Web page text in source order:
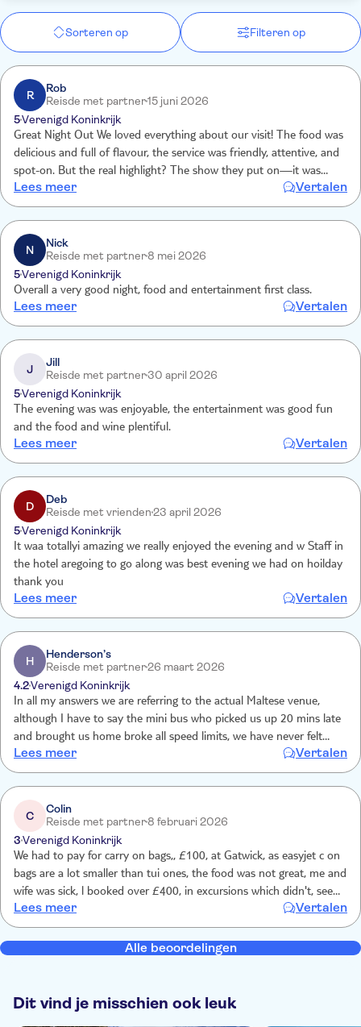
Sorteren op Filteren op
R
Rob
Reisde met partner15 juni 2026
5Verenigd Koninkrijk
Great Night Out We loved everything about our visit! The food was
delicious and full of flavour, the service was friendly, attentive, and
spot-on. But the real highlight? The show they put on—it was
lively, entertaining, and really made the evening feel special. A
brilliant combination of good food, great care, and fantastic
entertainment. We’d definitely come back and recommend it to
everyone!
Lees meer Vertalen
N
Nick
Reisde met partner8 mei 2026
5Verenigd Koninkrijk
Overall a very good night, food and entertainment first class.
Lees meer Vertalen
J
Jill
Reisde met partner30 april 2026
5Verenigd Koninkrijk
The evening was was enjoyable, the entertainment was good fun
and the food and wine plentiful.
Lees meer Vertalen
D
Deb
Reisde met vrienden23 april 2026
5Verenigd Koninkrijk
It waa totallyi amazing we really enjoyed the evening and w Staff in
the hotel aregoing to go along was best evening we had on hoilday
thank you
Lees meer Vertalen
H
Henderson’s
Reisde met partner26 maart 2026
4.2Verenigd Koninkrijk
In all my answers we are referring to the actual Maltese venue,
although I have to say the mini bus who picked us up 20 mins late
and brought us home broke all speed limits, we have never felt
more relieved to get out of his transport, scary to say the least 😩
Lees meer Vertalen
C
Colin
Reisde met partner8 februari 2026
3Verenigd Koninkrijk
We had to pay for carry on bags,, £100, at Gatwick, as easyjet c on
bags are a lot smaller than tui ones, the food was not great, me and
wife was sick, l booked over £400, in excursions which didn't, seem
moneys worth and no double bed, just too singles, considering it
was our 31 wedding anniversary not happy,
Lees meer Vertalen
Alle beoordelingen
Dit vind je misschien ook leuk